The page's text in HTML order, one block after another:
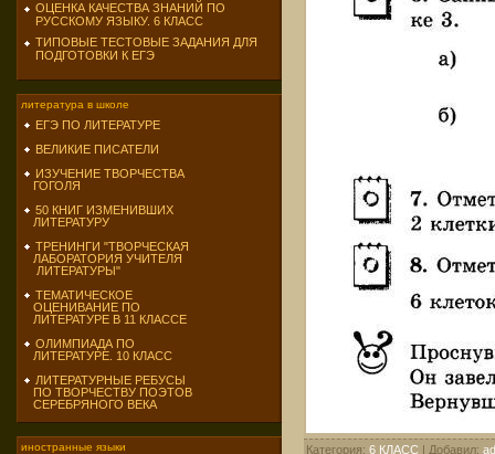
ОЦЕНКА КАЧЕСТВА ЗНАНИЙ ПО
РУССКОМУ ЯЗЫКУ. 6 КЛАСС
ТИПОВЫЕ ТЕСТОВЫЕ ЗАДАНИЯ ДЛЯ
ПОДГОТОВКИ К ЕГЭ
литература в школе
ЕГЭ ПО ЛИТЕРАТУРЕ
ВЕЛИКИЕ ПИСАТЕЛИ
ИЗУЧЕНИЕ ТВОРЧЕСТВА
ГОГОЛЯ
50 КНИГ ИЗМЕНИВШИХ
ЛИТЕРАТУРУ
ТРЕНИНГИ "ТВОРЧЕСКАЯ
ЛАБОРАТОРИЯ УЧИТЕЛЯ
ЛИТЕРАТУРЫ"
ТЕМАТИЧЕСКОЕ
ОЦЕНИВАНИЕ ПО
ЛИТЕРАТУРЕ В 11 КЛАССЕ
ОЛИМПИАДА ПО
ЛИТЕРАТУРЕ. 10 КЛАСС
ЛИТЕРАТУРНЫЕ РЕБУСЫ
ПО ТВОРЧЕСТВУ ПОЭТОВ
СЕРЕБРЯНОГО ВЕКА
иностранные языки Категория: 6 КЛАСС | Добавил: